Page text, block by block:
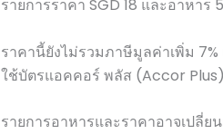
รายการราคา SGD 18 และอาหาร
ราคานี้ยังไม่รวมภาษีมูลค่าเพิ่ม
ใช้บัตรแอคคอร์ พลัส (Accor
รายการอาหารและราคาอาจเปลี่ย